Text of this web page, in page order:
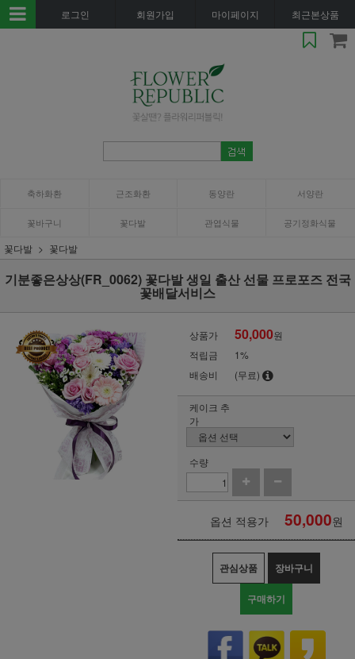
로그인 회원가입 마이페이지 최근본상품
축하화환 근조화환 동양란 서양란
꽃바구니 꽃다발 관엽식물 공기정화식물
꽃다발 꽃다발
기분좋은상상(FR_0062) 꽃다발 생일 출산 선물 프로포즈 전국
꽃배달서비스
상품가 50,000원
적립금
1%
배송비
(무료)
케이크 추
가
수량
옵션 적용가 50,000원
관심상품 장바구니
구매하기